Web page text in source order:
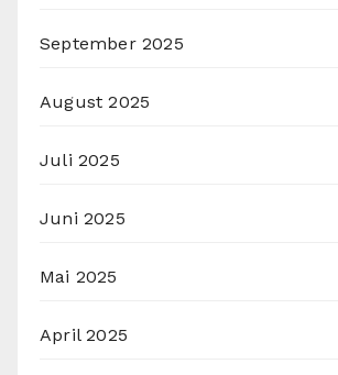
September 2025
August 2025
Juli 2025
Juni 2025
Mai 2025
April 2025